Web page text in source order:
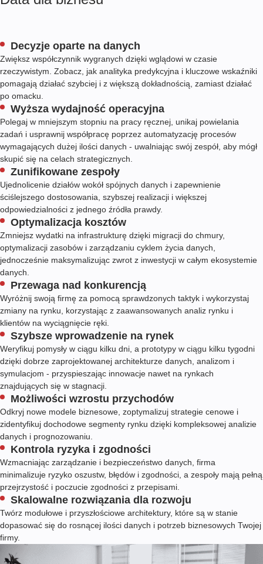
Decyzje oparte na danych
Zwiększ współczynnik wygranych dzięki wglądowi w czasie
rzeczywistym. Zobacz, jak analityka predykcyjna i kluczowe wskaźniki
pomagają działać szybciej i z większą dokładnością, zamiast działać
po omacku.
Wyższa wydajność operacyjna
Polegaj w mniejszym stopniu na pracy ręcznej, unikaj powielania
zadań i usprawnij współpracę poprzez automatyzację procesów
wymagających dużej ilości danych - uwalniając swój zespół, aby mógł
skupić się na celach strategicznych.
Zunifikowane zespoły
Ujednolicenie działów wokół spójnych danych i zapewnienie
ściślejszego dostosowania, szybszej realizacji i większej
odpowiedzialności z jednego źródła prawdy.
Optymalizacja kosztów
Zmniejsz wydatki na infrastrukturę dzięki migracji do chmury,
optymalizacji zasobów i zarządzaniu cyklem życia danych,
jednocześnie maksymalizując zwrot z inwestycji w całym ekosystemie
danych.
Przewaga nad konkurencją
Wyróżnij swoją firmę za pomocą sprawdzonych taktyk i wykorzystaj
zmiany na rynku, korzystając z zaawansowanych analiz rynku i
klientów na wyciągnięcie ręki.
Szybsze wprowadzenie na rynek
Weryfikuj pomysły w ciągu kilku dni, a prototypy w ciągu kilku tygodni
dzięki dobrze zaprojektowanej architekturze danych, analizom i
symulacjom - przyspieszając innowacje nawet na rynkach
znajdujących się w stagnacji.
Możliwości wzrostu przychodów
Odkryj nowe modele biznesowe, zoptymalizuj strategie cenowe i
zidentyfikuj dochodowe segmenty rynku dzięki kompleksowej analizie
danych i prognozowaniu.
Kontrola ryzyka i zgodności
Wzmacniając zarządzanie i bezpieczeństwo danych, firma
minimalizuje ryzyko oszustw, błędów i zgodności, a zespoły mają pełną
przejrzystość i poczucie zgodności z przepisami.
Skalowalne rozwiązania dla rozwoju
Twórz modułowe i przyszłościowe architektury, które są w stanie
dopasować się do rosnącej ilości danych i potrzeb biznesowych Twojej
firmy.